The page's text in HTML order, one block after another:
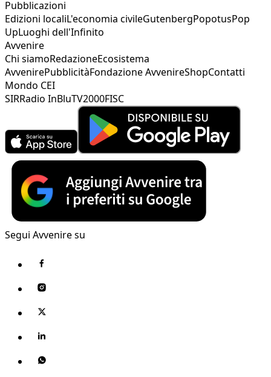
Pubblicazioni
Edizioni localiL'economia civileGutenbergPopotusPop
UpLuoghi dell'Infinito
Avvenire
Chi siamoRedazioneEcosistema
AvvenirePubblicitàFondazione AvvenireShopContatti
Mondo CEI
SIRRadio InBluTV2000FISC
Segui Avvenire su